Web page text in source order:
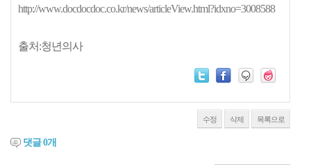
http://www.docdocdoc.co.kr/news/articleView.html?idxno=3008588
출처:청년의사
수정 삭제 목록으로
댓글0개